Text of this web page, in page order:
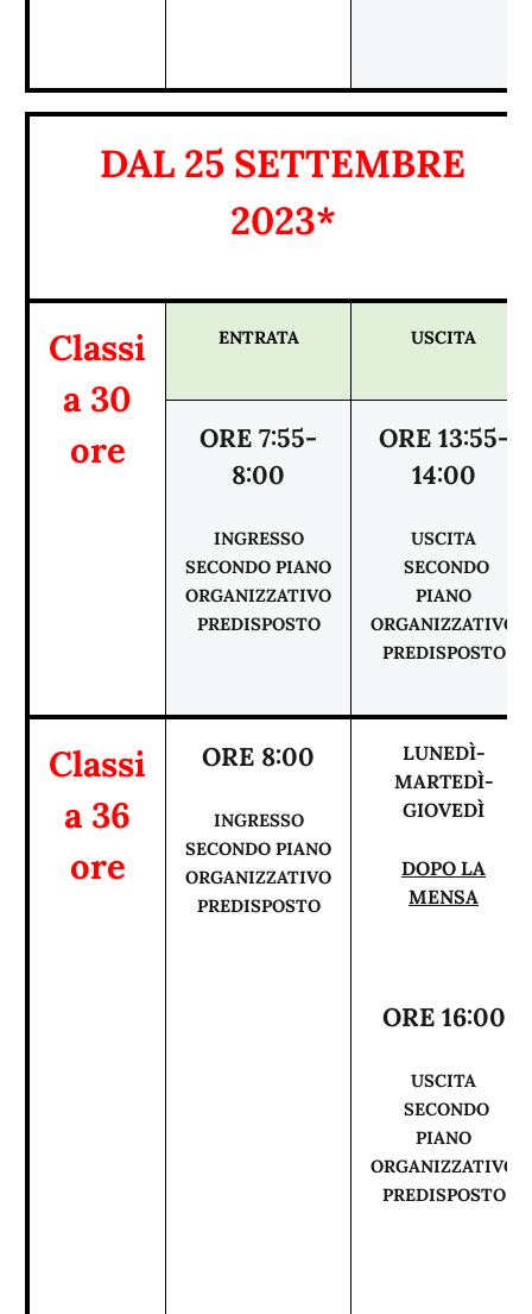
DAL 25 SETTEMBRE
2023*
Classi
a 30
ore
ENTRATA USCITA
ORE 7:55-
8:00
INGRESSO
SECONDO PIANO
ORGANIZZATIVO
PREDISPOSTO
ORE 13:55-
14:00
USCITA
SECONDO
PIANO
ORGANIZZATIVO
PREDISPOSTO
Classi
a 36
ore
ORE 8:00
INGRESSO
SECONDO PIANO
ORGANIZZATIVO
PREDISPOSTO
LUNEDÌ-
MARTEDÌ-
GIOVEDÌ
DOPO LA
MENSA
ORE 16:00
USCITA
SECONDO
PIANO
ORGANIZZATIVO
PREDISPOSTO